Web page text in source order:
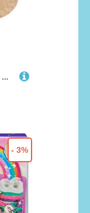
Supvox 4 Stück Teiliges Holz Werkzeug für Leichte Glatte Knetform Werkzeuge zum Basteln Sicher und Vielseitig Einsetzbar für DIY Tonarbeiten und Kreatives Modellieren
- 3%